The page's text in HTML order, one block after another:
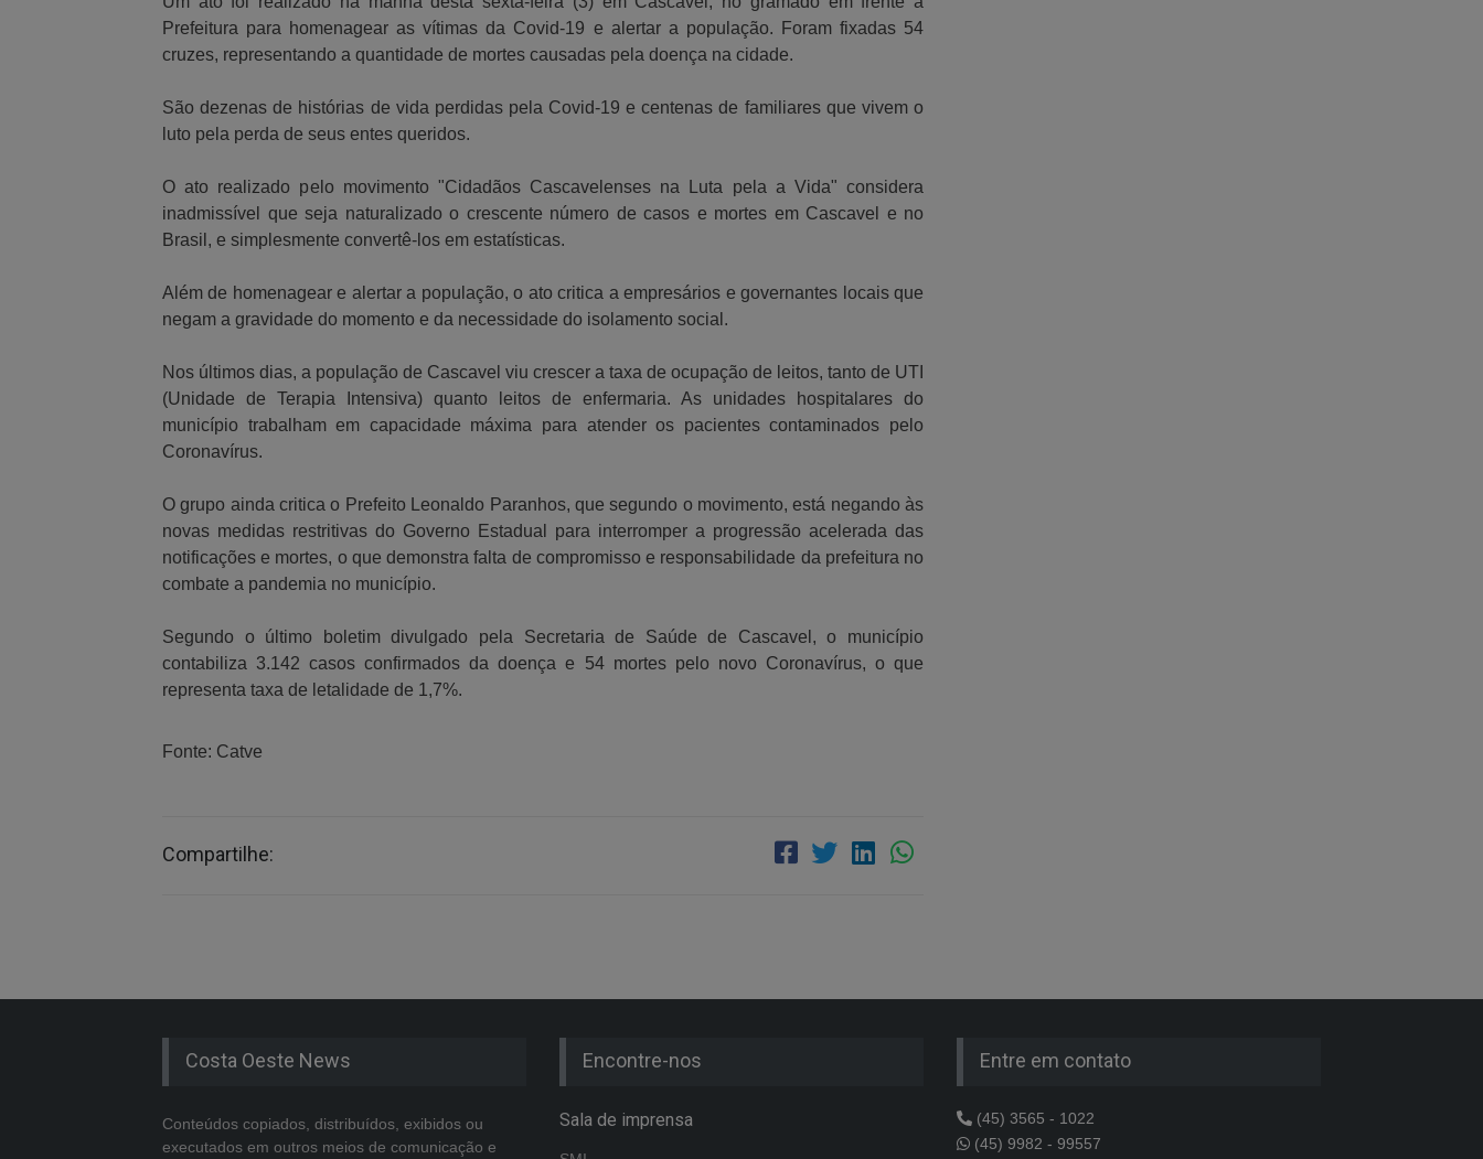
Prefeitura para homenagear as vítimas da Covid-19 e alertar a população. Foram fixadas 54
cruzes, representando a quantidade de mortes causadas pela doença na cidade.
São dezenas de histórias de vida perdidas pela Covid-19 e centenas de familiares que vivem o
luto pela perda de seus entes queridos.
O ato realizado pelo movimento "Cidadãos Cascavelenses na Luta pela a Vida" considera
inadmissível que seja naturalizado o crescente número de casos e mortes em Cascavel e no
Brasil, e simplesmente convertê-los em estatísticas.
Além de homenagear e alertar a população, o ato critica a empresários e governantes locais que
negam a gravidade do momento e da necessidade do isolamento social.
Nos últimos dias, a população de Cascavel viu crescer a taxa de ocupação de leitos, tanto de UTI
(Unidade de Terapia Intensiva) quanto leitos de enfermaria. As unidades hospitalares do
município trabalham em capacidade máxima para atender os pacientes contaminados pelo
Coronavírus.
O grupo ainda critica o Prefeito Leonaldo Paranhos, que segundo o movimento, está negando às
novas medidas restritivas do Governo Estadual para interromper a progressão acelerada das
notificações e mortes, o que demonstra falta de compromisso e responsabilidade da prefeitura no
combate a pandemia no município.
Segundo o último boletim divulgado pela Secretaria de Saúde de Cascavel, o município
contabiliza 3.142 casos confirmados da doença e 54 mortes pelo novo Coronavírus, o que
representa taxa de letalidade de 1,7%.
Fonte: Catve
Compartilhe:
Costa Oeste News
Conteúdos copiados, distribuídos, exibidos ou
executados em outros meios de comunicação e
Encontre-nos
Sala de imprensa
Entre em contato
(45) 3565 - 1022
(45) 9982 - 99557